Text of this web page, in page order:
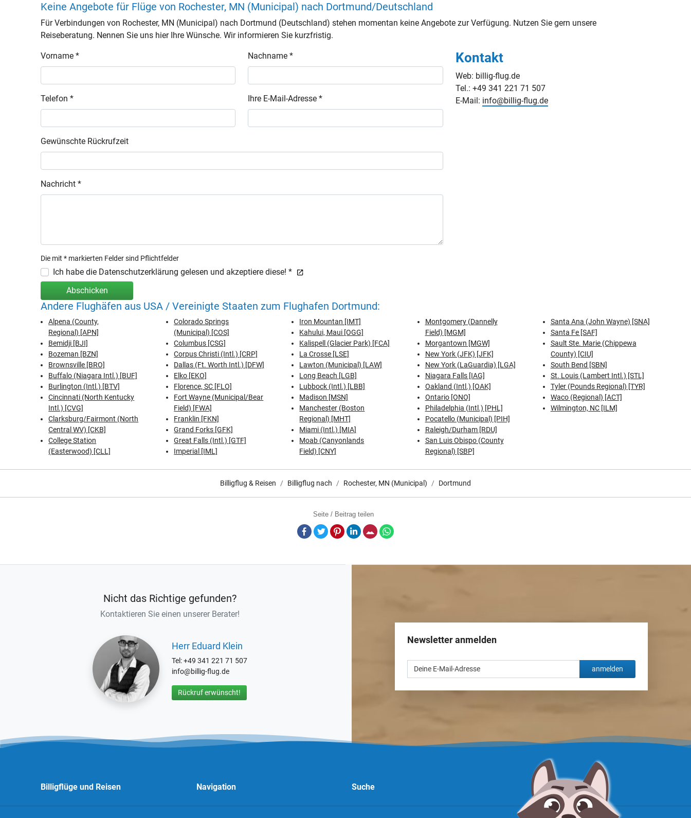
Keine Angebote für Flüge von Rochester, MN (Municipal) nach Dortmund/Deutschland
Für Verbindungen von Rochester, MN (Municipal) nach Dortmund (Deutschland) stehen momentan keine Angebote zur Verfügung. Nutzen Sie gern unsere
Reiseberatung. Nennen Sie uns hier Ihre Wünsche. Wir informieren Sie kurzfristig.
Vorname * Nachname *
Telefon * Ihre E-Mail-Adresse *
Gewünschte Rückrufzeit
Nachricht *
Die mit * markierten Felder sind Pflichtfelder
Ich habe die Datenschutzerklärung gelesen und akzeptiere diese! *
Abschicken
Kontakt
Web: billig-flug.de
Tel.: +49 341 221 71 507
E-Mail: info@billig-flug.de
Andere Flughäfen aus USA / Vereinigte Staaten zum Flughafen Dortmund:
Alpena (County,
Regional) [APN]
Bemidji [BJI]
Bozeman [BZN]
Brownsville [BRO]
Buffalo (Niagara Intl.) [BUF]
Burlington (Intl.) [BTV]
Cincinnati (North Kentucky
Intl.) [CVG]
Clarksburg/Fairmont (North
Central WV) [CKB]
College Station
(Easterwood) [CLL]
Colorado Springs
(Municipal) [COS]
Columbus [CSG]
Corpus Christi (Intl.) [CRP]
Dallas (Ft. Worth Intl.) [DFW]
Elko [EKO]
Florence, SC [FLO]
Fort Wayne (Municipal/Bear
Field) [FWA]
Franklin [FKN]
Grand Forks [GFK]
Great Falls (Intl.) [GTF]
Imperial [IML]
Iron Mountan [IMT]
Kahului, Maui [OGG]
Kalispell (Glacier Park) [FCA]
La Crosse [LSE]
Lawton (Municipal) [LAW]
Long Beach [LGB]
Lubbock (Intl.) [LBB]
Madison [MSN]
Manchester (Boston
Regional) [MHT]
Miami (Intl.) [MIA]
Moab (Canyonlands
Field) [CNY]
Montgomery (Dannelly
Field) [MGM]
Morgantown [MGW]
New York (JFK) [JFK]
New York (LaGuardia) [LGA]
Niagara Falls [IAG]
Oakland (Intl.) [OAK]
Ontario [ONO]
Philadelphia (Intl.) [PHL]
Pocatello (Municipal) [PIH]
Raleigh/Durham [RDU]
San Luis Obispo (County
Regional) [SBP]
Santa Ana (John Wayne) [SNA]
Santa Fe [SAF]
Sault Ste. Marie (Chippewa
County) [CIU]
South Bend [SBN]
St. Louis (Lambert Intl.) [STL]
Tyler (Pounds Regional) [TYR]
Waco (Regional) [ACT]
Wilmington, NC [ILM]
Billigflug & Reisen Billigflug nach Rochester, MN (Municipal) Dortmund
Seite / Beitrag teilen
Facebook
TwitterPinterestLinkedInE-Mail
Nicht das Richtige gefunden?
Kontaktieren Sie einen unserer Berater!
Herr Eduard Klein
Tel: +49 341 221 71 507
info@billig-flug.de
Rückruf erwünscht!
Newsletter anmelden
anmelden
Billigflüge und Reisen Navigation Suche